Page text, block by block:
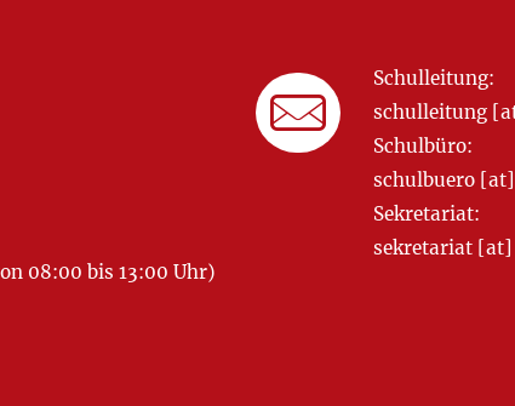
08:00 bis 13:00 Uhr)
Schulleitung:
schulleitung
Schulbüro:
schulbuero
Sekretariat:
sekretariat